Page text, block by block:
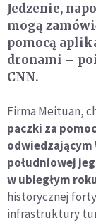
Jedzenie,
mogą
pomocą
dronami –
CNN.
Firma Meituan,
paczki za
odwiedzającym
południowej
w ubiegłym
historycznej
infrastruktury